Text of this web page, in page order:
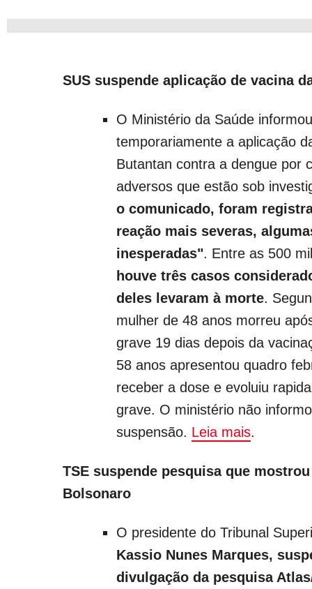
SUS suspende aplicação de vacina
O Ministério da Saúde
temporariamente a aplicação
Butantan contra a dengue por
adversos que estão sob
o comunicado, foram
reação mais severas,
inesperadas". Entre as 500
houve três casos
deles levaram à morte.
mulher de 48 anos morreu
grave 19 dias depois da
58 anos apresentou quadro
receber a dose e evoluiu
grave. O ministério não
suspensão. Leia mais.
TSE suspende pesquisa que
Bolsonaro
O presidente do Tribunal
Kassio Nunes Marques,
divulgação da pesquisa